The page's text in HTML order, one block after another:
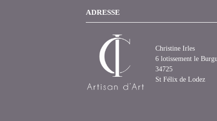
ADRESSE
Christine Irles
6 lotissement le
34725
St Félix de Lodez